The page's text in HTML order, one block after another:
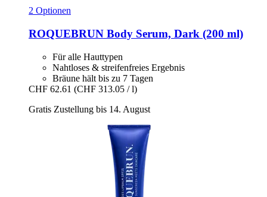
2 Optionen
ROQUEBRUN Body Serum, Dark (200 ml)
Für alle Hauttypen
Nahtloses & streifenfreies Ergebnis
Bräune hält bis zu 7 Tagen
CHF 62.61 (CHF 313.05 / l)
Gratis Zustellung bis 14. August